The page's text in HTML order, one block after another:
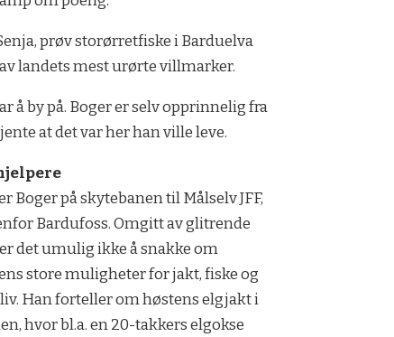
prøv storørretfiske i Barduelva
landets mest urørte villmarker.
å by på. Boger er selv opprinnelig fra
at det var her han ville leve.
Boger på skytebanen til Målselv JFF,
Bardufoss. Omgitt av glitrende
det umulig ikke å snakke om
store muligheter for jakt, fiske og
Han forteller om høstens elgjakt i
hvor bl.a. en 20-takkers elgokse